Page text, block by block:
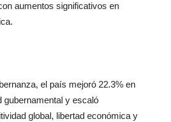
aumentos significativos en
el país mejoró 22.3% en
gubernamental y escaló
global, libertad económica y